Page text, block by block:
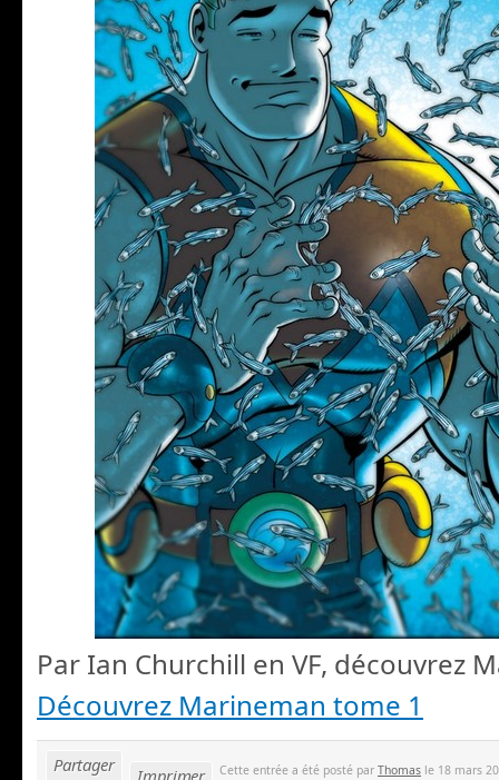
Par Ian Churchill en VF, découvrez
Découvrez Marineman tome 1
Partager
Cette entrée a été posté par Thomas le 18 mars